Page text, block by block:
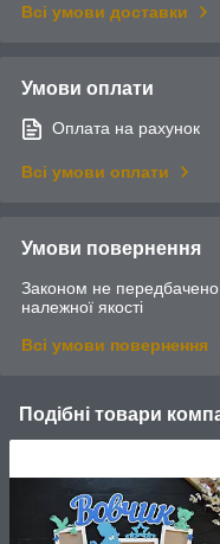
Всі умови доставки
Умови оплати
Оплата на рахунок
Всі умови оплати
Умови повернення
Законом не
належної якості
Всі умови повернення
Подібні товари